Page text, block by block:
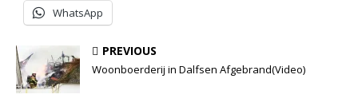
WhatsApp
PREVIOUS
Woonboerderij in Dalfsen Afgebrand(Video)